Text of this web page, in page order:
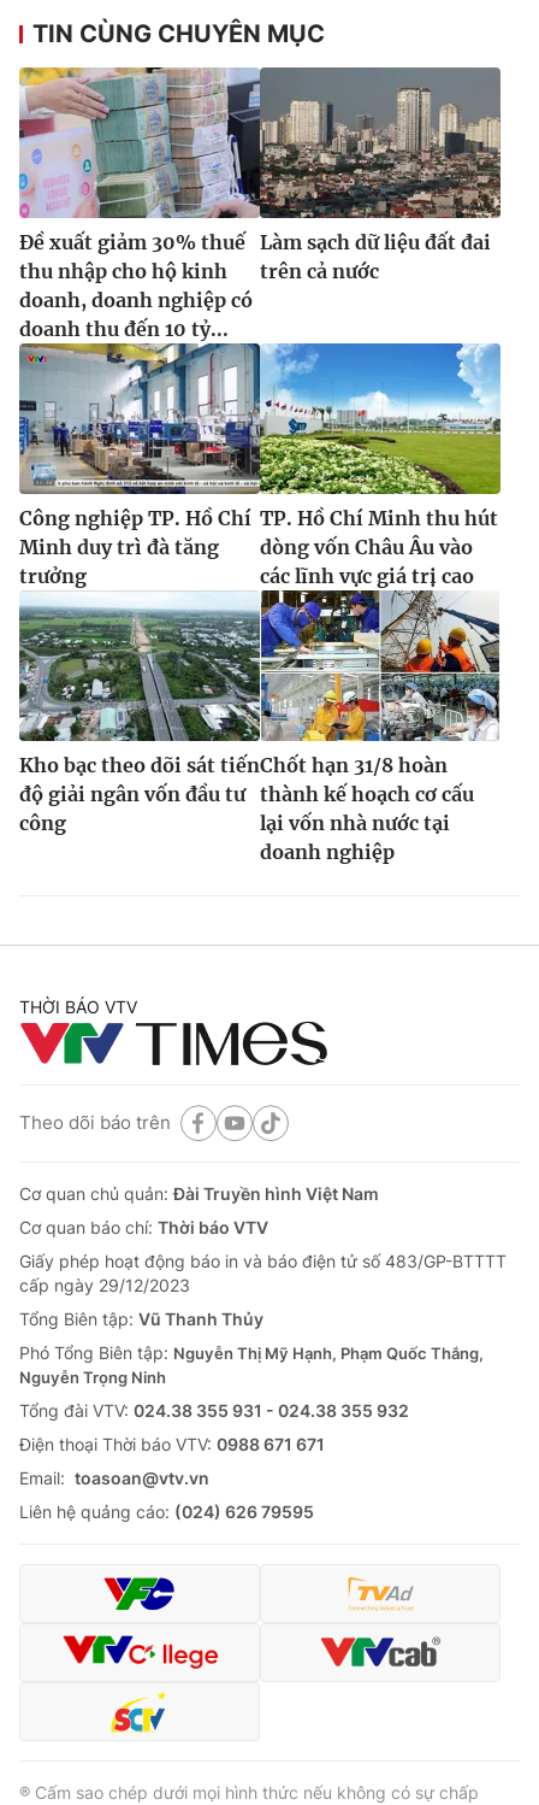
TIN CÙNG CHUYÊN MỤC
Đề xuất giảm 30% thuế
thu nhập cho hộ kinh
doanh, doanh nghiệp có
doanh thu đến 10 tỷ...
Làm sạch dữ liệu đất đai
trên cả nước
Công nghiệp TP. Hồ Chí
Minh duy trì đà tăng
trưởng
TP. Hồ Chí Minh thu hút
dòng vốn Châu Âu vào
các lĩnh vực giá trị cao
Kho bạc theo dõi sát tiến
độ giải ngân vốn đầu tư
công
Chốt hạn 31/8 hoàn
thành kế hoạch cơ cấu
lại vốn nhà nước tại
doanh nghiệp
THỜI BÁO VTV
Theo dõi báo trên
Cơ quan chủ quản:Đài Truyền hình Việt Nam
Cơ quan báo chí: Thời báo VTV
Giấy phép hoạt động báo in và báo điện tử số 483/GP-BTTTT
cấp ngày 29/12/2023
Tổng Biên tập: Vũ Thanh Thủy
Phó Tổng Biên tập: Nguyễn Thị Mỹ Hạnh, Phạm Quốc Thắng,
Nguyễn Trọng Ninh
Tổng đài VTV: 024.38 355 931 - 024.38 355 932
Ðiện thoại Thời báo VTV: 0988 671 671
Email: toasoan@vtv.vn
Liên hệ quảng cáo: (024) 626 79595
® Cấm sao chép dưới mọi hình thức nếu không có sự chấp